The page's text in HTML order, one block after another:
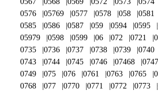
0576
05769 0577 0578 058 0581
0585
0586 0587 059 0594 0595
05979
0598 0599 06 072 0721
0735
0736 0737 0738 0739 0740
0743
0744 0745 0746 07468 0747
0749
075 076 0761 0763 0765
0768
077 0770 0771 0772 0773